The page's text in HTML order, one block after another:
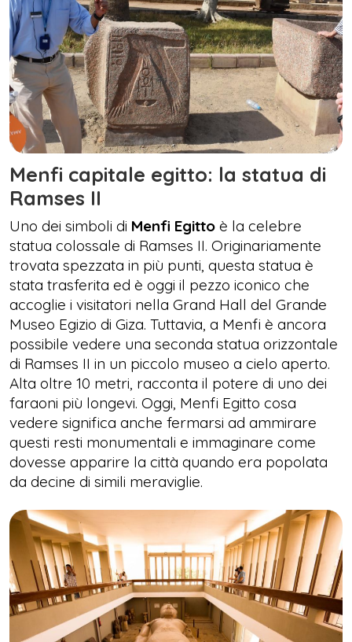
Menfi capitale egitto: la statua di
Ramses II
Uno dei simboli di Menfi Egitto è la celebre
statua colossale di Ramses II. Originariamente
trovata spezzata in più punti, questa statua è
stata trasferita ed è oggi il pezzo iconico che
accoglie i visitatori nella Grand Hall del Grande
Museo Egizio di Giza. Tuttavia, a Menfi è ancora
possibile vedere una seconda statua orizzontale
di Ramses II in un piccolo museo a cielo aperto.
Alta oltre 10 metri, racconta il potere di uno dei
faraoni più longevi. Oggi, Menfi Egitto cosa
vedere significa anche fermarsi ad ammirare
questi resti monumentali e immaginare come
dovesse apparire la città quando era popolata
da decine di simili meraviglie.